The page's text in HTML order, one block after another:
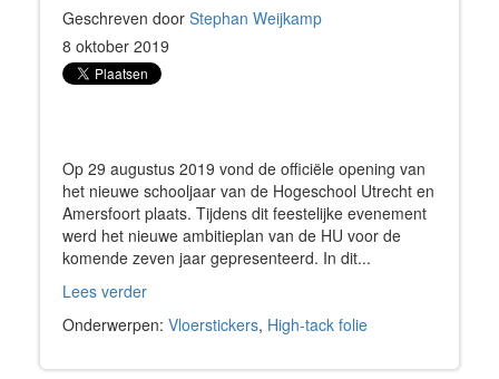
Geschreven door Stephan Weijkamp
8 oktober 2019
Op 29 augustus 2019 vond de officiële opening van
het nieuwe schooljaar van de Hogeschool Utrecht en
Amersfoort plaats. Tijdens dit feestelijke evenement
werd het nieuwe ambitieplan van de HU voor de
komende zeven jaar gepresenteerd. In dit...
Lees verder
Onderwerpen: Vloerstickers, High-tack folie